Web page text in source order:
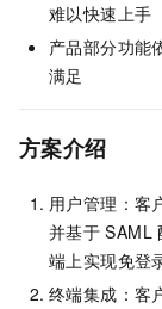
难以快速上手
产品部分功能
满足
方案介绍
用户管理：客
并基于 SAML
端上实现免登
终端集成：客